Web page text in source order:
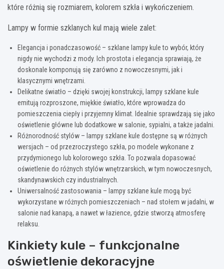
które różnią się rozmiarem, kolorem szkła i wykończeniem.
Lampy w formie szklanych kul mają wiele zalet:
Elegancja i ponadczasowość – szklane lampy kule to wybór, który
nigdy nie wychodzi z mody. Ich prostota i elegancja sprawiają, że
doskonale komponują się zarówno z nowoczesnymi, jak i
klasycznymi wnętrzami.
Delikatne światło – dzięki swojej konstrukcji, lampy szklane kule
emitują rozproszone, miękkie światło, które wprowadza do
pomieszczenia ciepły i przyjemny klimat. Idealnie sprawdzają się jako
oświetlenie główne lub dodatkowe w salonie, sypialni, a także jadalni.
Różnorodność stylów – lampy szklane kule dostępne są w różnych
wersjach – od przezroczystego szkła, po modele wykonane z
przydymionego lub kolorowego szkła. To pozwala dopasować
oświetlenie do różnych stylów wnętrzarskich, w tym nowoczesnych,
skandynawskich czy industrialnych.
Uniwersalność zastosowania – lampy szklane kule mogą być
wykorzystane w różnych pomieszczeniach – nad stołem w jadalni, w
salonie nad kanapą, a nawet w łazience, gdzie stworzą atmosferę
relaksu.
Kinkiety kule – funkcjonalne
oświetlenie dekoracyjne